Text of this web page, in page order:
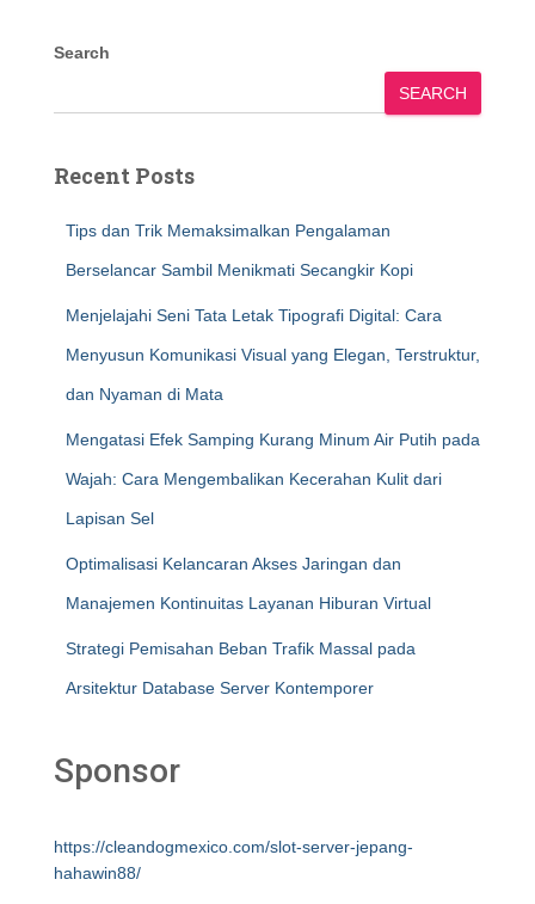
Search
SEARCH
Recent Posts
Tips dan Trik Memaksimalkan Pengalaman
Berselancar Sambil Menikmati Secangkir Kopi
Menjelajahi Seni Tata Letak Tipografi Digital: Cara
Menyusun Komunikasi Visual yang Elegan, Terstruktur,
dan Nyaman di Mata
Mengatasi Efek Samping Kurang Minum Air Putih pada
Wajah: Cara Mengembalikan Kecerahan Kulit dari
Lapisan Sel
Optimalisasi Kelancaran Akses Jaringan dan
Manajemen Kontinuitas Layanan Hiburan Virtual
Strategi Pemisahan Beban Trafik Massal pada
Arsitektur Database Server Kontemporer
Sponsor
https://cleandogmexico.com/slot-server-jepang-
hahawin88/